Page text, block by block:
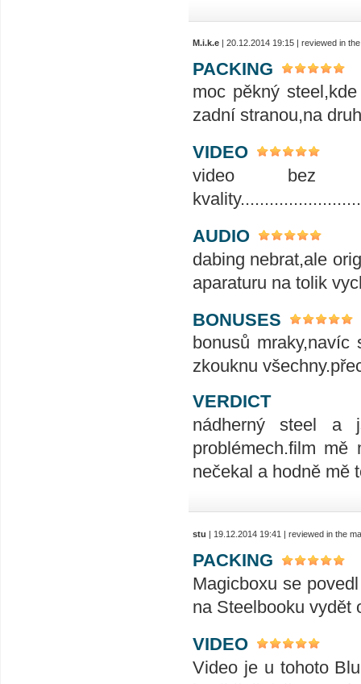
M.i.k.e | 20.12.2014 19:15 | reviewed in
PACKING
moc pěkný
zadní stranou,na
VIDEO
video bez
AUDIO
dabing nebrat,ale
aparaturu na tolik
BONUSES
bonusů
zkouknu
VERDICT
nádherný steel a
problémech.film
nečekal a hodně mě
stu | 19.12.2014 19:41 | reviewed in the
PACKING
Magicboxu se
na Steelbooku vydět
VIDEO
Video je u tohoto